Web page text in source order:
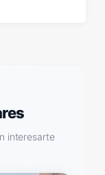
interesarte